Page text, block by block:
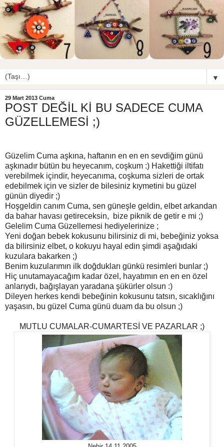
▼
29 Mart 2013 Cuma
POST DEĞİL Kİ BU SADECE CUMA
GÜZELLEMESİ ;)
Güzelim Cuma aşkına, haftanın en en en sevdiğim günü
aşkınadır bütün bu heyecanım, coşkum :) Hakettiği iltifatı
verebilmek içindir, heyecanıma, coşkuma sizleri de ortak
edebilmek için ve sizler de bilesiniz kıymetini bu güzel
günün diyedir ;)
Hoşgeldin canım Cuma, sen güneşle geldin, elbet arkandan
da bahar havası getireceksin, bize piknik de getir e mi ;)
Gelelim Cuma Güzellemesi hediyelerinize ;
Yeni doğan bebek kokusunu bilirsiniz di mi, bebeğiniz yoksa
da bilirsiniz elbet, o kokuyu hayal edin şimdi aşağıdaki
kuzulara bakarken ;)
Benim kuzularımın ilk doğdukları günkü resimleri bunlar ;)
Hiç unutamayacağım kadar özel, hayatımın en en en özel
anlarıydı, bağışlayan yaradana şükürler olsun :)
Dileyen herkes kendi bebeğinin kokusunu tatsın, sıcaklığını
yaşasın, bu güzel Cuma günü duam da bu olsun ;)
MUTLU CUMALAR-CUMARTESİ VE PAZARLAR ;)